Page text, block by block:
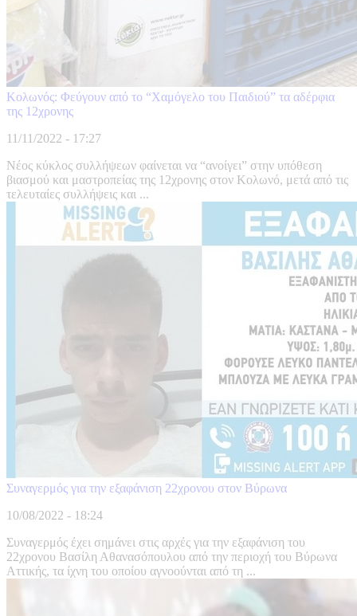
Κολωνός: Φεύγουν από το “Χαμόγελο του Παιδιού” τα αδέρφια
της 12χρονης
11/11/2022 - 17:27
Νέος κύκλος συλλήψεων φαίνεται να “ανοίγει” στην υπόθεση
βιασμού και μαστροπείας της 12χρονης στον Κολωνό, μετά από τις
τελευταίες συλλήψεις και ...
Συναγερμός για την εξαφάνιση 22χρονου στον Βύρωνα
10/08/2022 - 18:24
Συναγερμός έχει σημάνει στις αρχές για την εξαφάνιση του
22χρονου Βασίλη Αθανασόπουλου από την περιοχή του Βύρωνα
Αττικής, τα ίχνη του οποίου αγνοούνται από τη ...